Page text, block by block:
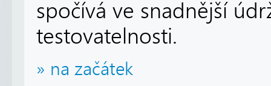
spočívá ve snadnější
testovatelnosti.
» na začátek